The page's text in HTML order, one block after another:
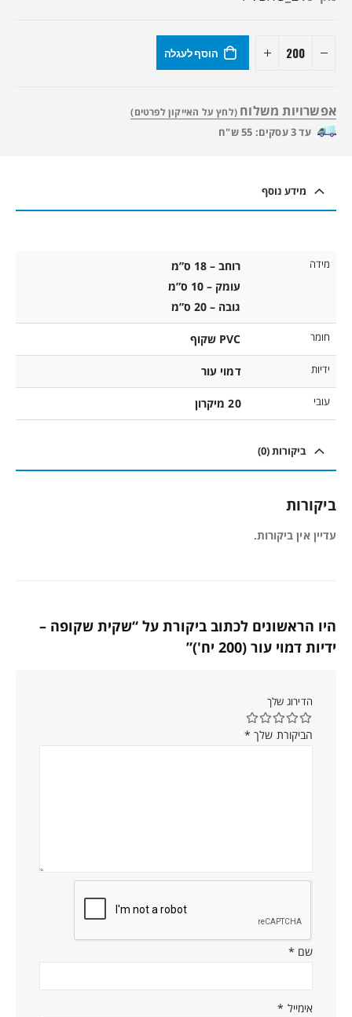
הוסף לעגלה
אפשרויות משלוח (לחץ על האייקון לפרטים)
עד 3 עסקים: 55 ש"ח
מידע נוסף
מידה
רוחב – 18 ס”מ
עומק – 10 ס”מ
גובה – 20 ס”מ
חומר PVC שקוף
ידיות דמוי עור
עובי 20 מיקרון
ביקורות (0)
ביקורות
עדיין אין ביקורות.
היו הראשונים לכתוב ביקורת על “שקית שקופה –
ידיות דמוי עור (200 יח')”
הדירוג שלך
הביקורת שלך *
שם *
אימייל *